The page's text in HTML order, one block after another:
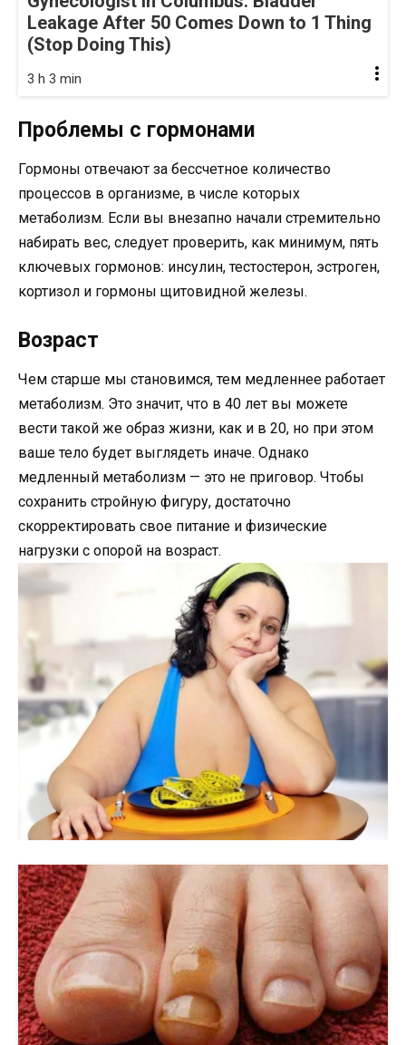
Leakage After 50 Comes Down to 1 Thing
(Stop Doing This)
3 h 3 min
Проблемы с гормонами
Гормоны отвечают за бессчетное количество
процессов в организме, в числе которых
метаболизм. Если вы внезапно начали стремительно
набирать вес, следует проверить, как минимум, пять
ключевых гормонов: инсулин, тестостерон, эстроген,
кортизол и гормоны щитовидной железы.
Возраст
Чем старше мы становимся, тем медленнее работает
метаболизм. Это значит, что в 40 лет вы можете
вести такой же образ жизни, как и в 20, но при этом
ваше тело будет выглядеть иначе. Однако
медленный метаболизм — это не приговор. Чтобы
сохранить стройную фигуру, достаточно
скорректировать свое питание и физические
нагрузки с опорой на возраст.